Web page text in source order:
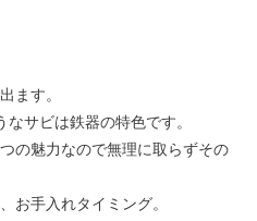
ます。
サビは鉄器の特色です。
の魅力なので無理に取らずその
お手入れタイミング。